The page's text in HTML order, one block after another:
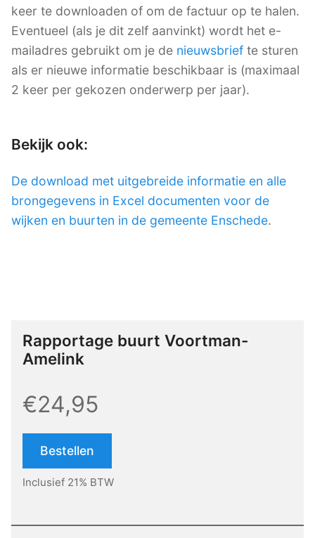
keer te downloaden of om de factuur op te halen.
Eventueel (als je dit zelf aanvinkt) wordt het e-
mailadres gebruikt om je de nieuwsbrief te sturen
als er nieuwe informatie beschikbaar is (maximaal
2 keer per gekozen onderwerp per jaar).
Bekijk ook:
De download met uitgebreide informatie en alle
brongegevens in Excel documenten voor de
wijken en buurten in de gemeente Enschede.
Rapportage buurt Voortman-
Amelink
€24,95
Bestellen
Inclusief 21% BTW